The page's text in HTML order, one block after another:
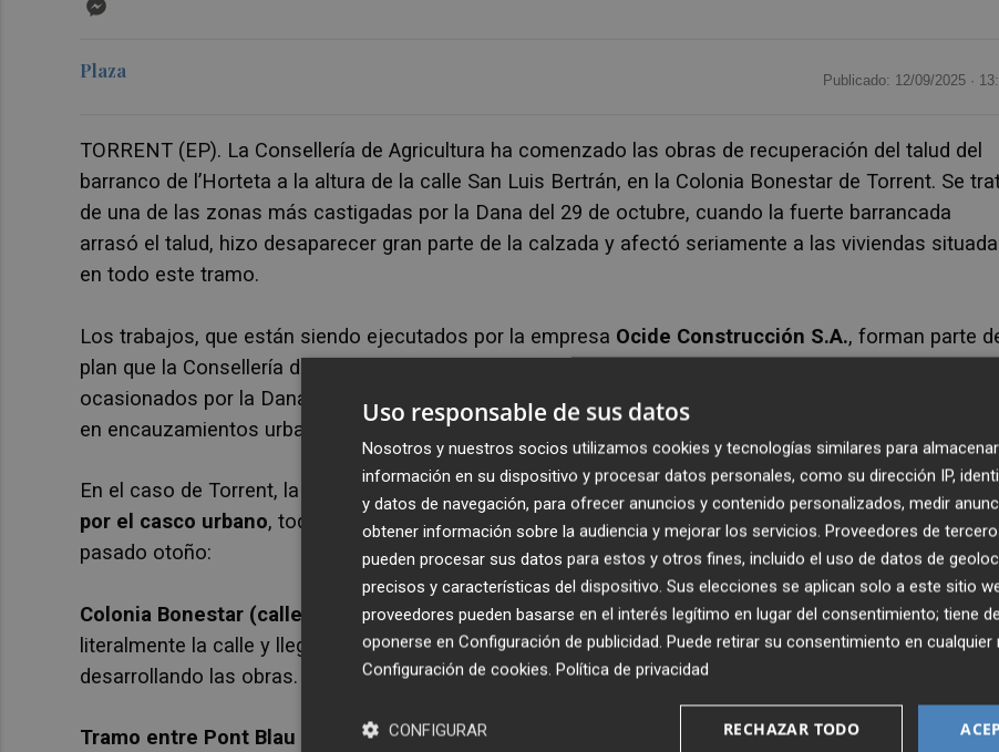
Plaza Publicado: 12/09/2025 ·
TORRENT (EP). La Consellería de Agricultura ha comenzado las obras de recuperación del talud del
barranco de l’Horteta a la altura de la calle San Luis Bertrán, en la Colonia Bonestar de Torrent. Se
de una de las zonas más castigadas por la Dana del 29 de octubre, cuando la fuerte barrancada
arrasó el talud, hizo desaparecer gran parte de la calzada y afectó seriamente a las viviendas
en todo este tramo.
Los trabajos, que están siendo ejecutados por la empresa Ocide Construcción S.A., forman parte
plan que la Consellería dirigida por Miguel Barrachina está llevando a cabo para reparar los daños
ocasionados por la Dana en
45 puntos de 28 municipios de la provincia de Valencia
en encauzamientos urbanos.
En el caso de Torrent, la intervención se centra en
tres tramos del barranco de l’Horteta en su paso
por el casco urbano, todos ellos gravemente dañados en sus taludes por las lluvias torrenciales del
pasado otoño:
Colonia Bonestar (calle San Luis Bertrán):donde el agua hizo desaparecer el talud, arrancó
literalmente la calle y llegó a entrar en las viviendas. Esta es la zona en la que actualmente se están
desarrollando las obras.
Tramo entre Pont Blau y Los Caracoles (calle San Luis Bertrán):
aquí el talud fue arrasado y la
Uso responsable de sus datos
Nosotros y nuestros socios utilizamos cookies y tecnologías similares para
información en su dispositivo y procesar datos personales, como su dirección IP,
y datos de navegación, para ofrecer anuncios y contenido personalizados, medir
obtener información sobre la audiencia y mejorar los servicios. Proveedores de
pueden procesar sus datos para estos y otros fines, incluido el uso de datos de
precisos y características del dispositivo. Sus elecciones se aplican solo a este sitio
proveedores pueden basarse en el interés legítimo en lugar del consentimiento; tiene
oponerse en Configuración de publicidad. Puede retirar su consentimiento en
Configuración de cookies. Política de privacidad
RECHAZAR TODO
CONFIGURAR